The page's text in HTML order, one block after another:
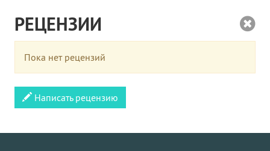
РЕЦЕНЗИИ
Пока нет рецензий
Написать рецензию